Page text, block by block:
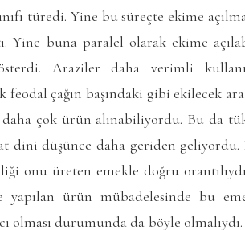
türedi. Yine bu süreçte ekime
Yine buna paralel olarak ekime
Araziler daha verimli
feodal çağın başındaki gibi ekilecek
daha çok ürün alınabiliyordu. Bu da
dini düşünce daha geriden
onu üreten emekle doğru
yapılan ürün mübadelesinde bu
olması durumunda da böyle